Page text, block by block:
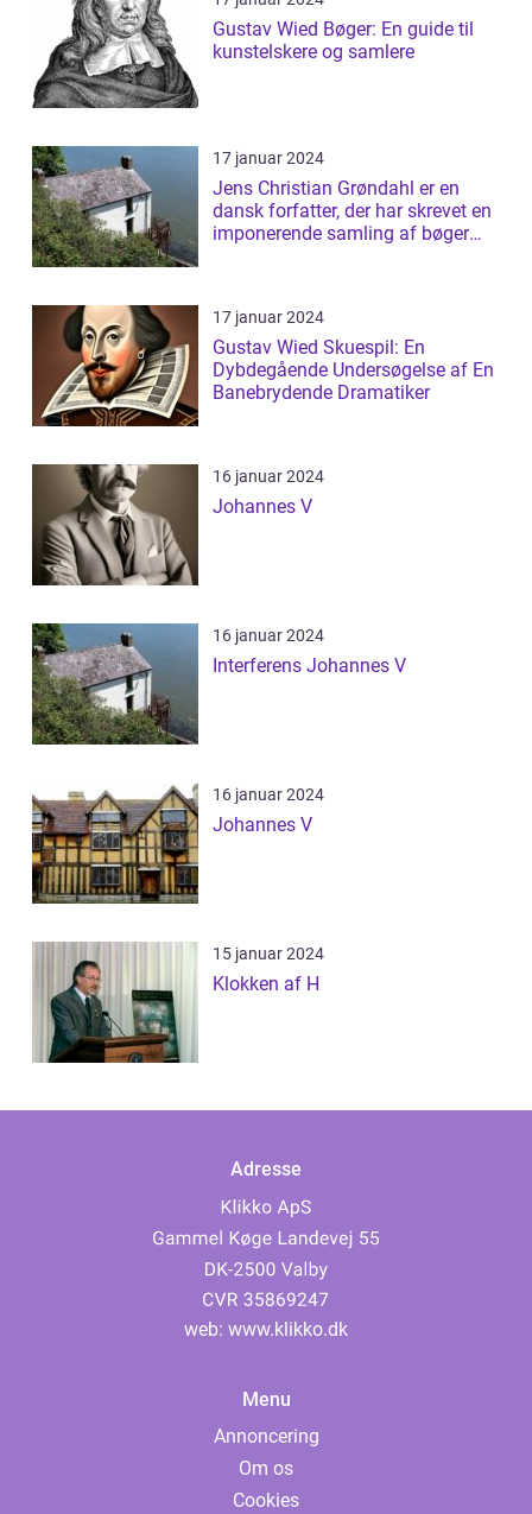
Gustav Wied Bøger: En guide til
kunstelskere og samlere
17 januar 2024
Jens Christian Grøndahl er en
dansk forfatter, der har skrevet en
imponerende samling af bøger
17 januar 2024
Gustav Wied Skuespil: En
Dybdegående Undersøgelse af En
Banebrydende Dramatiker
16 januar 2024
Johannes V
16 januar 2024
Interferens Johannes V
16 januar 2024
Johannes V
15 januar 2024
Klokken af H
Adresse
web: www.klikko.dk
Menu
Annoncering
Om os
Cookies